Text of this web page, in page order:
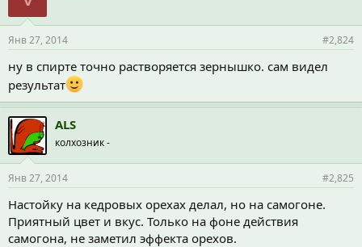
Янв 27, 2014 #2,824
ну в спирте точно растворяется зернышко. сам видел
результат
ALS
колхозник -
Янв 27, 2014 #2,825
Настойку на кедровых орехах делал, но на самогоне.
Приятный цвет и вкус. Только на фоне действия
самогона, не заметил эффекта орехов.